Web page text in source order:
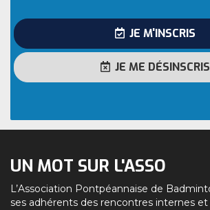
JE M'INSCRIS
JE ME DÉSINSCRIS
UN MOT SUR L'ASSO
L’Association Pontpéannaise de
ses adhérents des rencontres internes